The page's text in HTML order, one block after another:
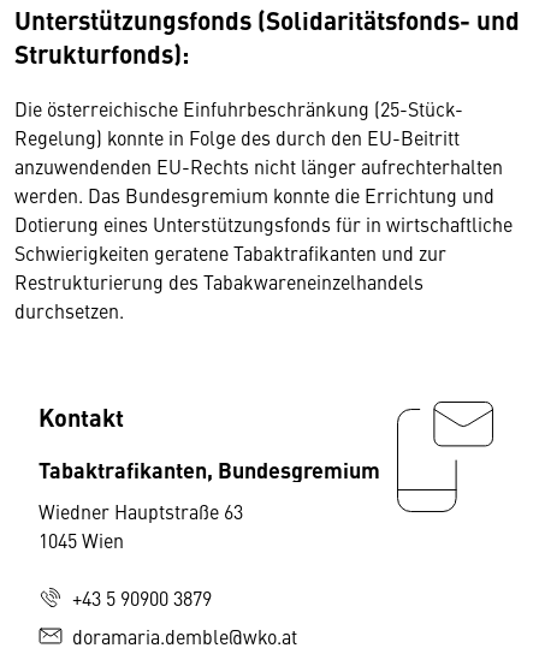
Unterstützungsfonds (Solidaritätsfonds- und
Strukturfonds):
Die österreichische Einfuhrbeschränkung (25-Stück-
Regelung) konnte in Folge des durch den EU-Beitritt
anzuwendenden EU-Rechts nicht länger aufrechterhalten
werden. Das Bundesgremium konnte die Errichtung und
Dotierung eines Unterstützungsfonds für in wirtschaftliche
Schwierigkeiten geratene Tabaktrafikanten und zur
Restrukturierung des Tabakwareneinzelhandels
durchsetzen.
Kontakt
Tabaktrafikanten, Bundesgremium
Wiedner Hauptstraße 63
1045 Wien
+43 5 90900 3879
doramaria.demble@wko.at